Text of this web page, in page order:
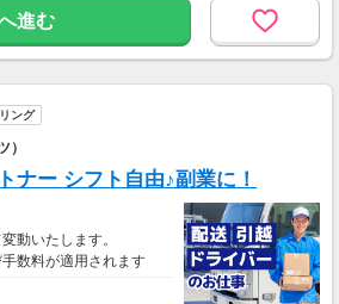
ス500円
ス1,000円
として従事した場合
年代と同じ現場でも
より比較的低負荷の業
や季節により
ございます。
進む
ング
）
ナー シフト自由♪副業に！
動いたします。
数料が適用されます